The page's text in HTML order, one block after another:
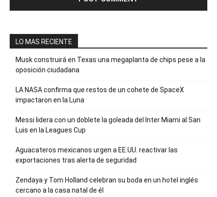
LO MAS RECIENTE
Musk construirá en Texas una megaplanta de chips pese a la
oposición ciudadana
LA NASA confirma que restos de un cohete de SpaceX
impactaron en la Luna
Messi lidera con un doblete la goleada del Inter Miami al San
Luis en la Leagues Cup
Aguacateros mexicanos urgen a EE.UU. reactivar las
exportaciones tras alerta de seguridad
Zendaya y Tom Holland celebran su boda en un hotel inglés
cercano a la casa natal de él